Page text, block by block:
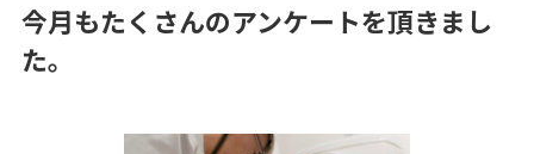
今月もたくさんのアンケートを頂きまし
た。